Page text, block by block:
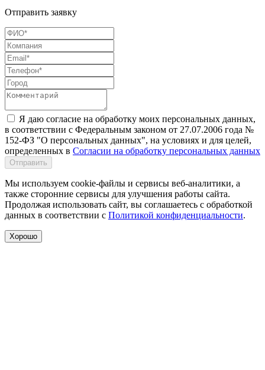
Отправить заявку
Я даю согласие на обработку моих персональных данных,
в соответствии с Федеральным законом от 27.07.2006 года №
152-ФЗ "О персональных данных", на условиях и для целей,
определенных в Согласии на обработку персональных данных
Отправить
Мы используем cookie-файлы и сервисы веб-аналитики, а
также сторонние сервисы для улучшения работы сайта.
Продолжая использовать сайт, вы соглашаетесь с обработкой
данных в соответствии с Политикой конфиденциальности.
Хорошо